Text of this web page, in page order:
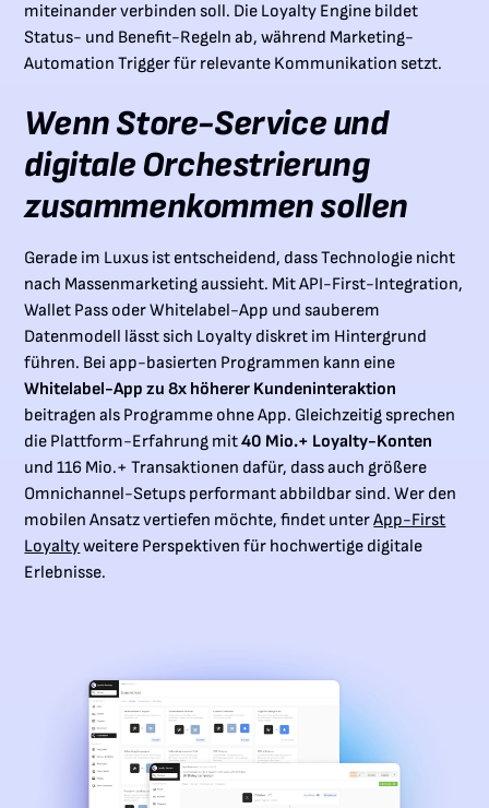
miteinander verbinden soll. Die Loyalty Engine bildet
Status- und Benefit-Regeln ab, während Marketing-
Automation Trigger für relevante Kommunikation setzt.
Wenn Store-Service und
digitale Orchestrierung
zusammenkommen sollen
Gerade im Luxus ist entscheidend, dass Technologie nicht
nach Massenmarketing aussieht. Mit API-First-Integration,
Wallet Pass oder Whitelabel-App und sauberem
Datenmodell lässt sich Loyalty diskret im Hintergrund
führen. Bei app-basierten Programmen kann eine
Whitelabel-App zu 8x höherer Kundeninteraktion
beitragen als Programme ohne App. Gleichzeitig sprechen
die Plattform-Erfahrung mit40 Mio.+ Loyalty-Konten
und 116 Mio.+ Transaktionen dafür, dass auch größere
Omnichannel-Setups performant abbildbar sind. Wer den
mobilen Ansatz vertiefen möchte, findet unterApp-First
Loyaltyweitere Perspektiven für hochwertige digitale
Erlebnisse.